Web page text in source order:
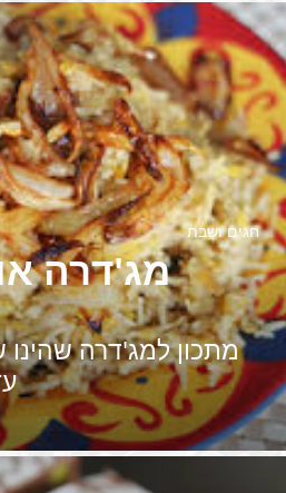
מג'דרה
חגים ושבת
מתכון למג'דרה שהינו